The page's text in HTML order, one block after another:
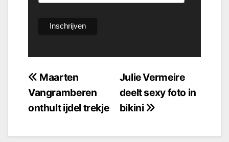
Bericht
navigatie
Julie Vermeire
deelt sexy foto in
bikini
Maarten
Vangramberen
onthult ijdel trekje